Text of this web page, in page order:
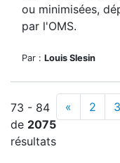
ou minimisées,
par l'OMS.
Par : Louis Slesin
73 - 84
de 2075
résultats
« 2 3